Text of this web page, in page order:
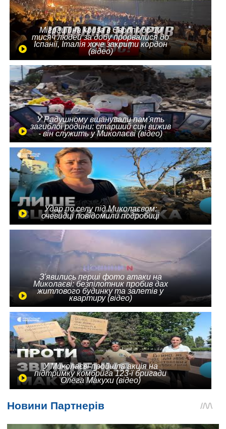
Міграційна криза в Європі: до 10
тисяч людей за добу прорвалися до
Іспанії, Італія хоче закрити кордон
(відео)
У Радушному вшанували пам'ять
загиблої родини: старший син вижив
- він служить у Миколаєві (відео)
Удар по селу під Миколаєвом:
очевидці повідомили подробиці
З'явились перші фото атаки на
Миколаєві: безпілотник пробив дах
житлового будинку та залетів у
квартиру (відео)
У Миколаєві пройшла акція на
підтримку комбрига 123-ї бригади
Олега Макухи (відео)